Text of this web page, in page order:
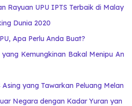
Rayuan UPU IPTS Terbaik di Malay
Dunia 2020
Apa Perlu Anda Buat?
Kemungkinan Bakal Menipu An
Asing yang Tawarkan Peluang Melan
Negara dengan Kadar Yuran yan